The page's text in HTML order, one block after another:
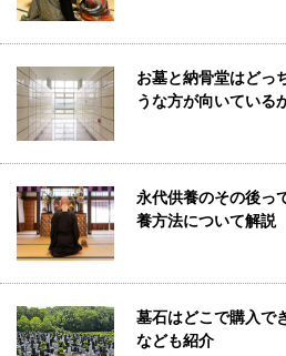
お墓と納骨堂はどっ
うな方が向いている
永代供養のその後っ
養方法について解説
墓石はどこで購入で
なども紹介